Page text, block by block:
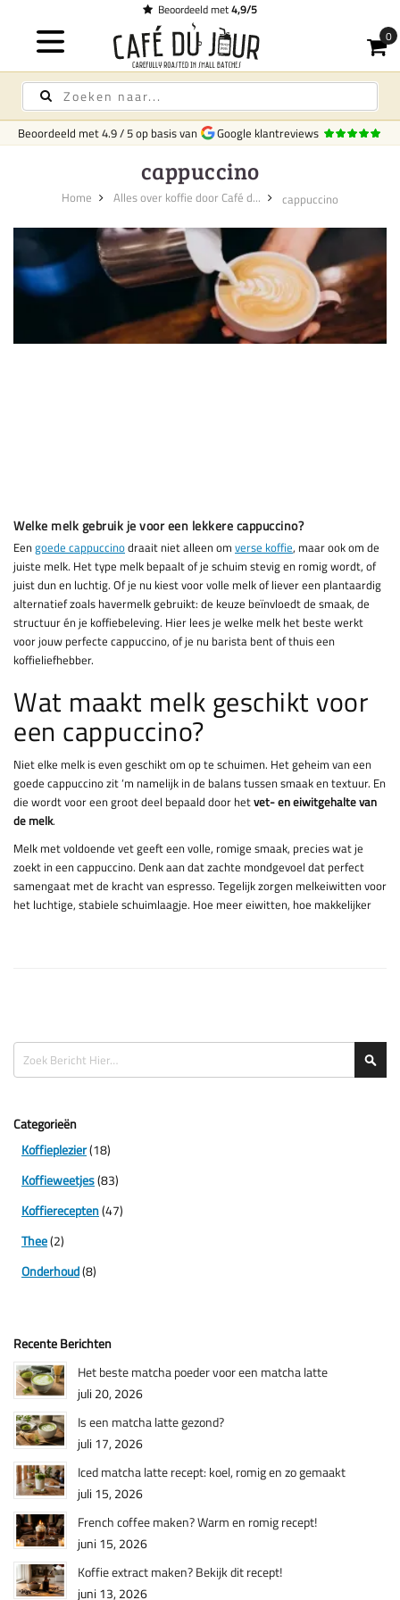
Beoordeeld met4,9/5
Beoordeeld met4.9/5op basis van Google klantreviews
cappuccino
Home Alles over koffie door Café d... cappuccino
Welke melk gebruik je voor een lekkere cappuccino?
Eengoede cappuccinodraait niet alleen om verse koffie, maar ook om de
juiste melk. Het type melk bepaalt of je schuim stevig en romig wordt, of
juist dun en luchtig. Of je nu kiest voor volle melk of liever een plantaardig
alternatief zoals havermelk gebruikt: de keuze beïnvloedt de smaak, de
structuur én je koffiebeleving. Hier lees je welke melk het beste werkt
voor jouw perfecte cappuccino, of je nu barista bent of thuis een
koffieliefhebber.
Wat maakt melk geschikt voor
een cappuccino?
Niet elke melk is even geschikt om op te schuimen. Het geheim van een
goede cappuccino zit ‘m namelijk in de balans tussen smaak en textuur. En
die wordt voor een groot deel bepaald door hetvet- en eiwitgehalte van
de melk.
Melk met voldoende vet geeft een volle, romige smaak, precies wat je
zoekt in een cappuccino. Denk aan dat zachte mondgevoel dat perfect
samengaat met de kracht van espresso. Tegelijk zorgen melkeiwitten voor
het luchtige, stabiele schuimlaagje. Hoe meer eiwitten, hoe makkelijker
Categorieën
Koffieplezier(18)
Koffieweetjes(83)
Koffierecepten(47)
Thee(2)
Onderhoud(8)
Recente Berichten
Het beste matcha poeder voor een matcha latte
juli 20, 2026
Is een matcha latte gezond?
juli 17, 2026
Iced matcha latte recept: koel, romig en zo gemaakt
juli 15, 2026
French coffee maken? Warm en romig recept!
juni 15, 2026
Koffie extract maken? Bekijk dit recept!
juni 13, 2026